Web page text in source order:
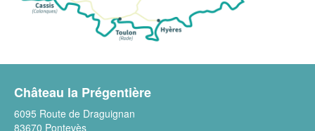
Château la Prégentière
6095 Route de Draguignan
83670 Pontevès